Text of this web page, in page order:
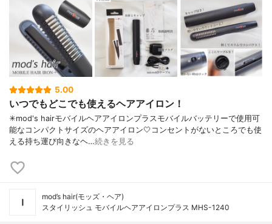
5.00
いつでもどこでも使えるヘアアイロン！
✳︎mod's hairモバイルヘアアイロンプラスモバイルバッテリーで使用可
能なコンパクトサイズのヘアアイロン🤍コンセントがないところでも使
える持ち運び向きなヘ…続きを見る
mod’s hair(モッズ・ヘア)
スタイリッシュ モバイルヘアアイロンプラス MHS-1240